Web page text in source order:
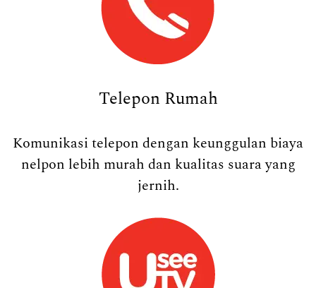
Telepon Rumah
Komunikasi telepon dengan keunggulan biaya
nelpon lebih murah dan kualitas suara yang
jernih.